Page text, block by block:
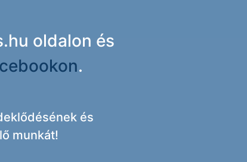
oldalon és
.
és
munkát!